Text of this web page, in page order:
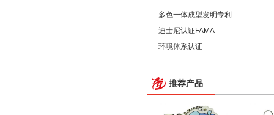
多色一体成型发明专利
迪士尼认证FAMA
环境体系认证
推荐产品